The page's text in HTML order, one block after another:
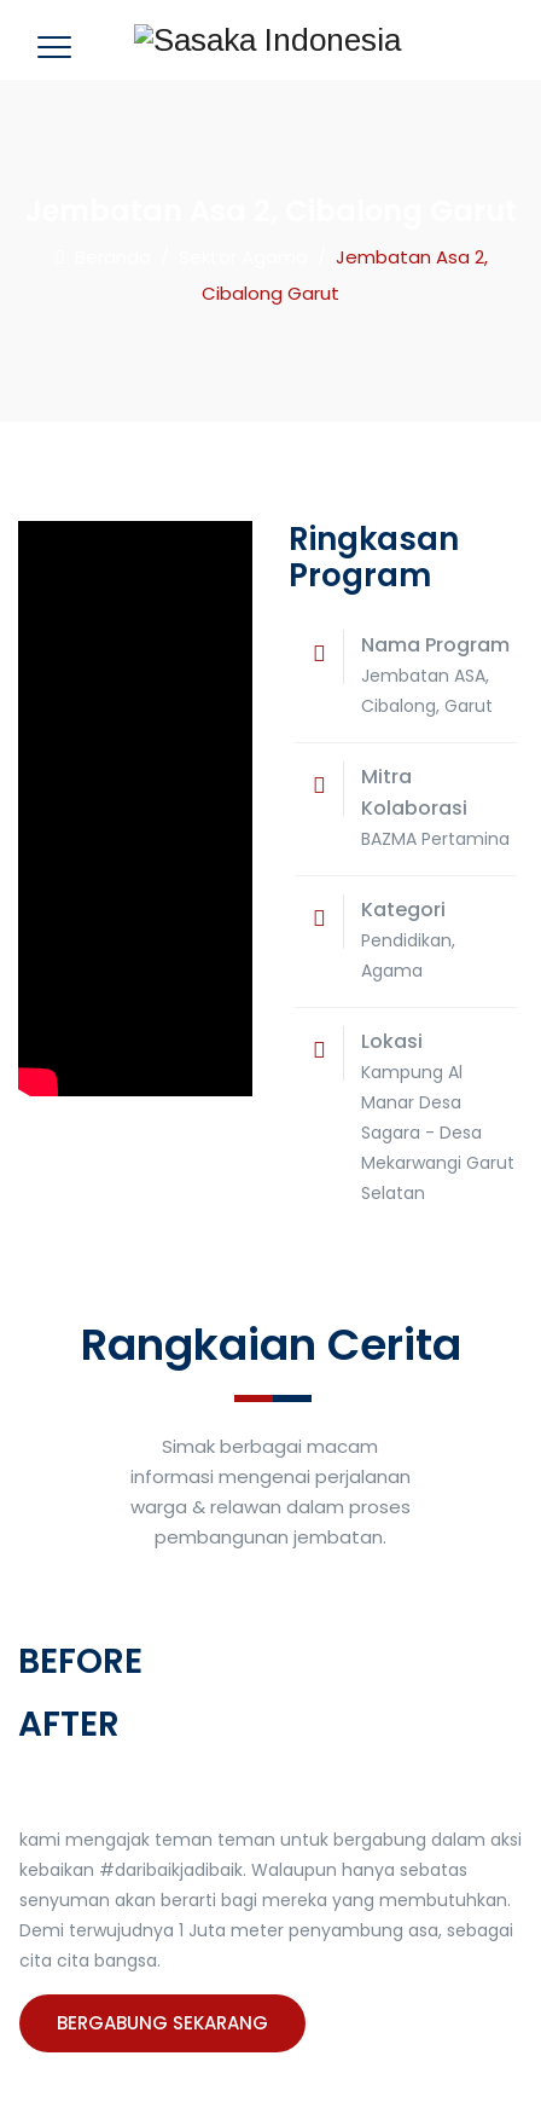
Jembatan Asa 2,
Cibalong Garut
Ringkasan
Program
Nama Program
Jembatan ASA,
Cibalong, Garut
Mitra
Kolaborasi
BAZMA Pertamina
Kategori
Pendidikan,
Agama
Lokasi
Kampung Al
Manar Desa
Sagara - Desa
Mekarwangi Garut
Selatan
Rangkaian Cerita
Simak berbagai macam
informasi mengenai perjalanan
warga & relawan dalam proses
pembangunan jembatan.
BEFORE
AFTER
kami mengajak teman teman untuk bergabung dalam aksi
kebaikan #daribaikjadibaik. Walaupun hanya sebatas
senyuman akan berarti bagi mereka yang membutuhkan.
Demi terwujudnya 1 Juta meter penyambung asa, sebagai
cita cita bangsa.
BERGABUNG SEKARANG